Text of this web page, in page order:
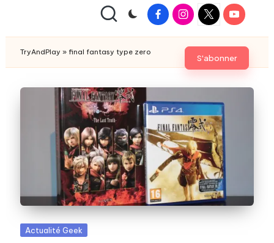
A
n
m
FacebookInstagram
X
|
Twitter
Youtube
S'abonner
TryAndPlay » final fantasy type zero
Posted
Actualité Geek